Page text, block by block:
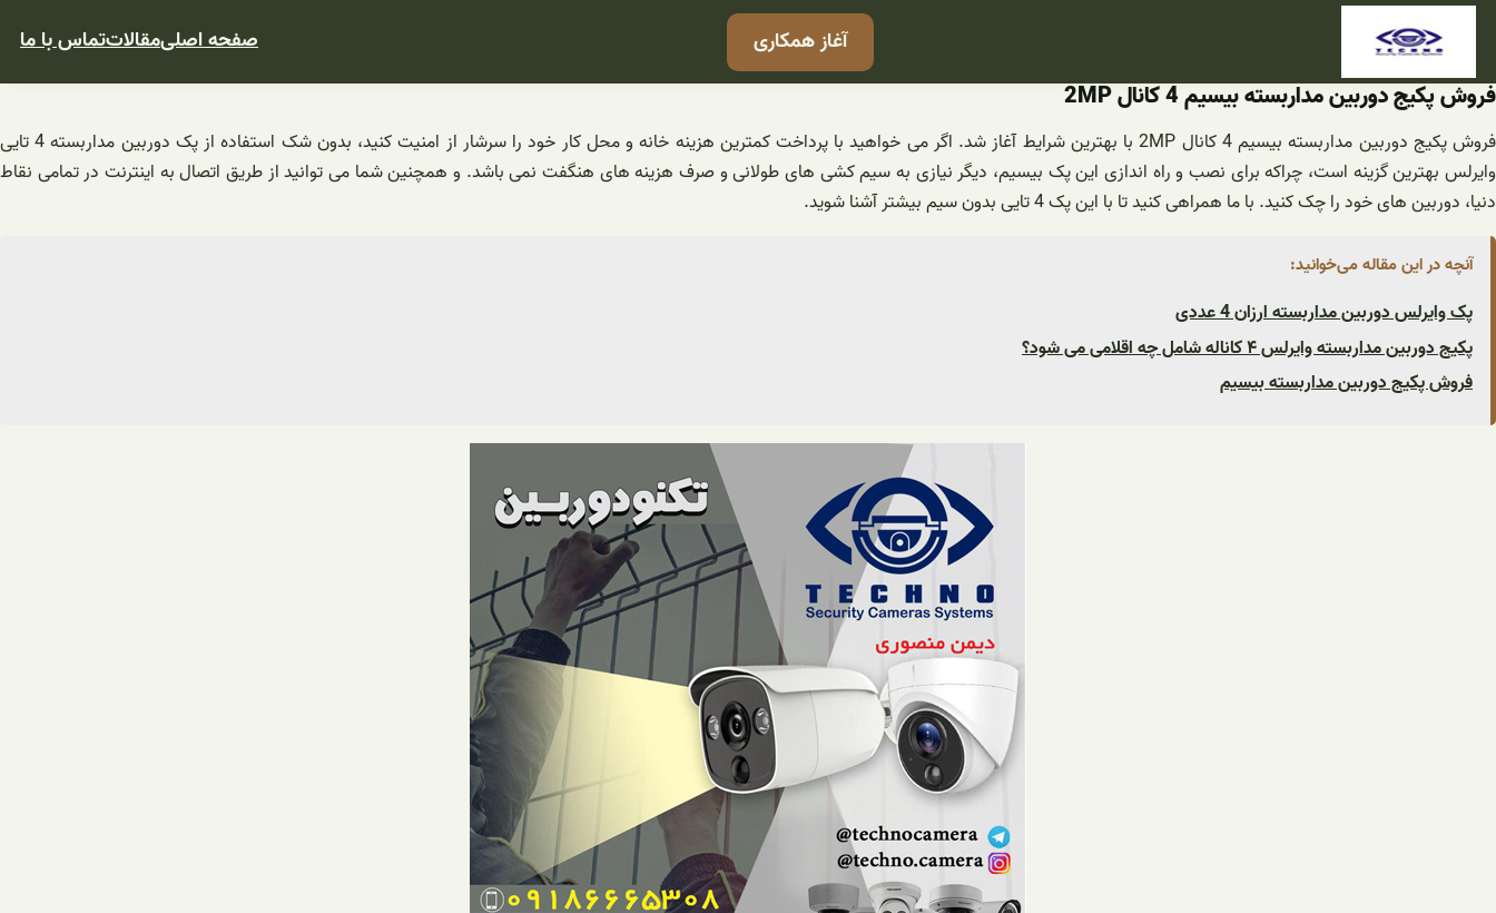
رفتن
آغاز همکاری صفحه اصلیمقالاتتماس با ما
فروش پکیج دوربین مداربسته بیسیم 4 کانال 2MP
فروش پکیج دوربین مداربسته بیسیم 4 کانال 2MP با بهترین شرایط آغاز شد. اگر می خواهید با پرداخت کمترین هزینه خانه و محل کار خود را سرشار از امنیت کنید، بدون شک استفاده از پک دوربین مداربسته 4 تایی
وایرلس بهترین گزینه است، چراکه برای نصب و راه اندازی این پک بیسیم، دیگر نیازی به سیم کشی های طولانی و صرف هزینه های هنگفت نمی باشد. و همچنین شما می توانید از طریق اتصال به اینترنت در تمامی نقاط
دنیا، دوربین های خود را چک کنید. با ما همراهی کنید تا با این پک 4 تایی بدون سیم بیشتر آشنا شوید.
آنچه در این مقاله می‌خوانید:
پک وایرلس دوربین مداربسته ارزان 4 عددی
پکیج دوربین مداربسته وایرلس ۴ کاناله شامل چه اقلامی می شود؟
فروش پکیج دوربین مداربسته بیسیم